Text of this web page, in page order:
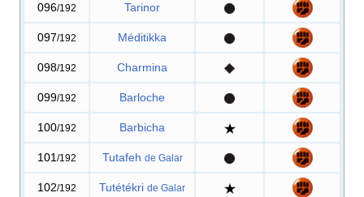
096/192 Tarinor
097/192 Méditikka
098/192 Charmina
099/192 Barloche
100/192 Barbicha
101 /192 Tutafeh de Galar
102/192 Tutétékri de Galar